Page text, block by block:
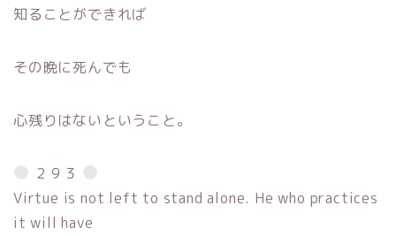
知ることができれば
その晩に死んでも
心残りはないということ。
２９３
Virtue is not left to stand alone. He who practices
it will have